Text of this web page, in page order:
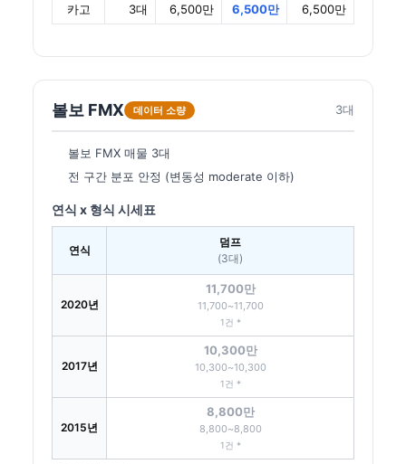
카고
3대 6,500만 6,500만 6,500만
볼보 FMX 데이터 소량 3대
볼보 FMX 매물 3대
전 구간 분포 안정 (변동성 moderate 이하)
연식 x 형식 시세표
연식
덤프
(3대)
2020년
11,700만
11,700~11,700
1건 *
2017년
10,300만
10,300~10,300
1건 *
2015년
8,800만
8,800~8,800
1건 *